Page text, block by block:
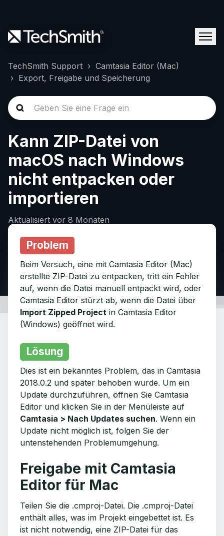
TechSmith Support
Camtasia Editor (Mac)
Export, Freigabe und Speicherung
Kann ZIP-Datei von
macOS nach Windows
nicht entpacken oder
importieren
Aktualisiert vor 8 Monaten
Problem
Beim Versuch, eine mit Camtasia Editor (Mac)
erstellte ZIP-Datei zu entpacken, tritt ein Fehler
auf, wenn die Datei manuell entpackt wird, oder
Camtasia Editor stürzt ab, wenn die Datei über
Import Zipped Project in Camtasia Editor
(Windows) geöffnet wird.
Lösung
Dies ist ein bekanntes Problem, das in Camtasia
2018.0.2 und später behoben wurde. Um ein
Update durchzuführen, öffnen Sie Camtasia
Editor und klicken Sie in der Menüleiste auf
Camtasia > Nach Updates suchen. Wenn ein
Update nicht möglich ist, folgen Sie der
untenstehenden Problemumgehung.
Freigabe mit Camtasia
Editor für Mac
Teilen Sie die .cmproj-Datei. Die .cmproj-Datei
enthält alles, was im Projekt eingebettet ist. Es
ist nicht notwendig, eine ZIP-Datei für das